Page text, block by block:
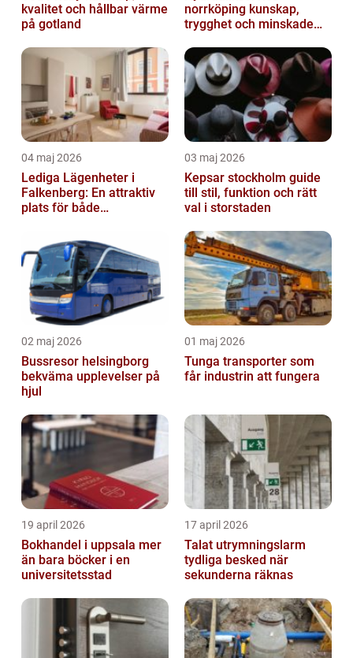
kvalitet och hållbar värme
på gotland
norrköping kunskap,
trygghet och minskade
04 maj 2026
Lediga Lägenheter i
Falkenberg: En attraktiv
plats för både
semesterfirare
03 maj 2026
Kepsar stockholm guide
till stil, funktion och rätt
val i storstaden
02 maj 2026
Bussresor helsingborg
bekväma upplevelser på
hjul
01 maj 2026
Tunga transporter som
får industrin att fungera
19 april 2026
Bokhandel i uppsala mer
än bara böcker i en
universitetsstad
17 april 2026
Talat utrymningslarm
tydliga besked när
sekunderna räknas